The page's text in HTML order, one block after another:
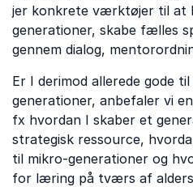
jer konkrete værktøjer til at
generationer, skabe fælles
gennem dialog,
Er I derimod allerede gode
generationer, anbefaler vi
fx hvordan I skaber et
strategisk ressource,
til mikro-generationer og
for læring på tværs af